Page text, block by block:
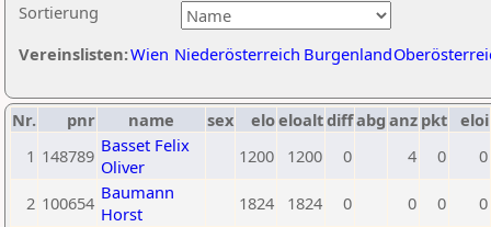
Sortierung
Vereinslisten:Wien Niederösterreich Burgenland
Nr. pnr name sex eloeloaltdiffabg anz pkt eloi
1 148789 Basset Felix
Oliver
1200 1200 0 4 0 0
2 100654 Baumann
Horst
1824 1824 0 0 0 0